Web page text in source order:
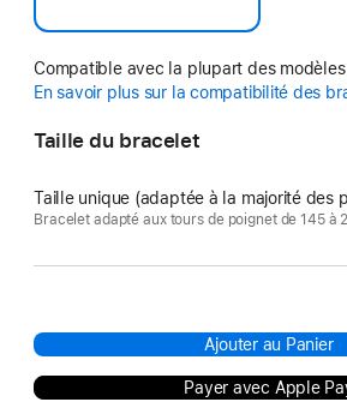
Compatible avec la plupart des modèles
En savoir plus sur la compatibilité des
Taille du bracelet
Taille unique (adaptée à la majorité des
Bracelet adapté aux tours de poignet de 145 à
Ajouter au Panier
Payer avec Apple